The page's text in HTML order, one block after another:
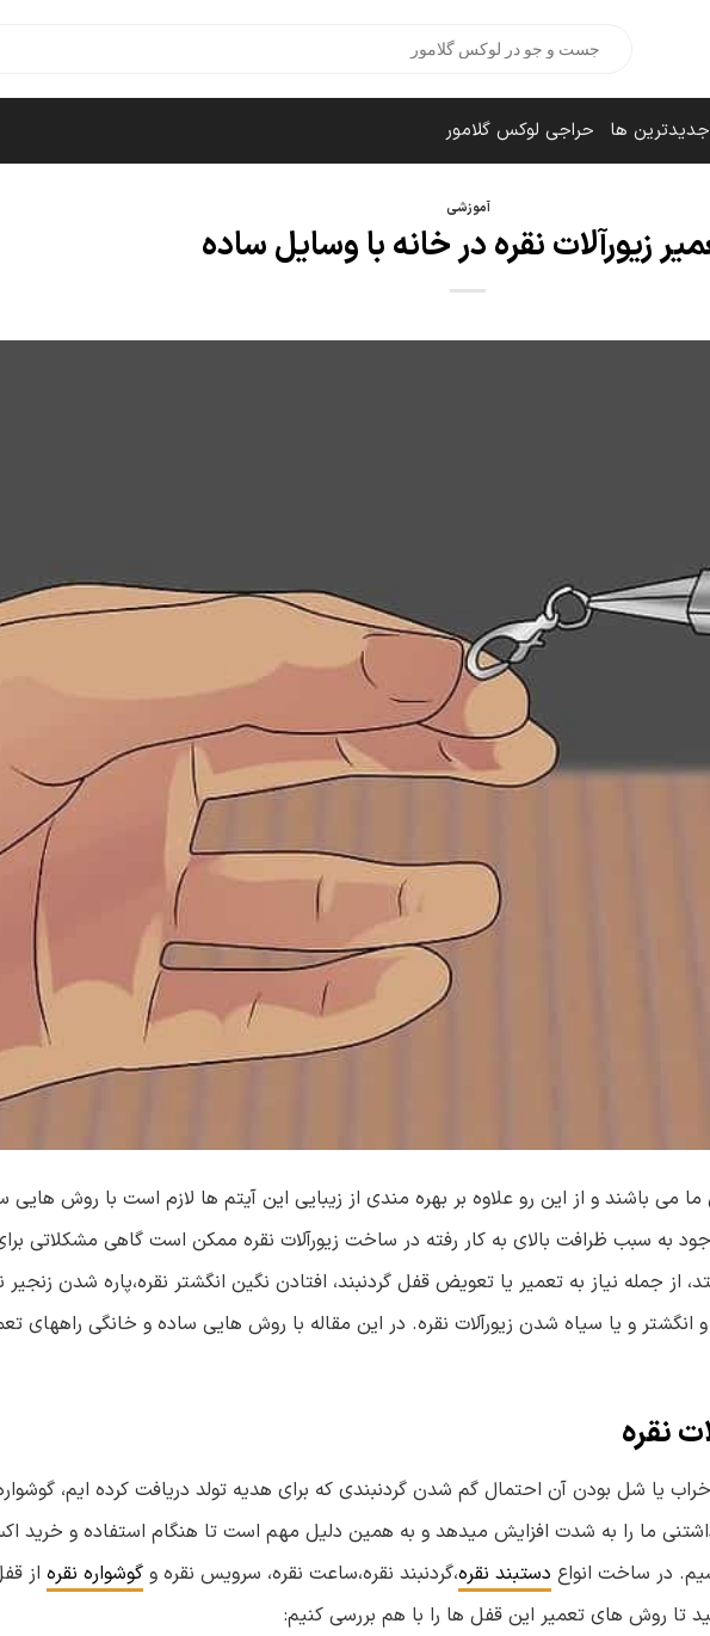
search
جدیدترین ها حراجی لوکس گلامور
آموزشی
زیورآلات نقره در خانه با وسایل ساده
ما می باشند و از این رو علاوه بر بهره مندی از زیبایی این آیتم ها لازم است با روش هایی
وجود به سبب ظرافت بالای به کار رفته در ساخت زیورآلات نقره ممکن است گاهی مشکلاتی
جمله نیاز به تعمیر یا تعویض قفل گردنبند، افتادن نگین انگشتر نقره،پاره شدن زنجیر
انگشتر و یا سیاه شدن زیورآلات نقره. در این مقاله با روش هایی ساده و خانگی راههای
نقره
یا شل بودن آن احتمال گم شدن گردنبندی که برای هدیه تولد دریافت کرده ایم،
ما را به شدت افزایش میدهد و به همین دلیل مهم است تا هنگام استفاده و خرید
در ساخت انواع دستبند نقره،گردنبند نقره،ساعت نقره، سرویس نقره و گوشواره نقره از
تا روش های تعمیر این قفل ها را با هم بررسی کنیم: